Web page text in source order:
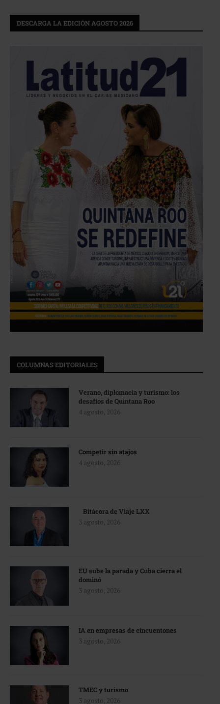
DESCARGA LA EDICIÓN AGOSTO 2026
COLUMNAS EDITORIALES
Verano, diplomacia y turismo: los
desafíos de Quintana Roo
4 agosto, 2026
Competir sin atajos
4 agosto, 2026
Bitácora de Viaje LXX
3 agosto, 2026
EU sube la parada y Cuba cierra el
dominó
3 agosto, 2026
IA en empresas de cincuentones
3 agosto, 2026
TMEC y turismo
3 agosto, 2026